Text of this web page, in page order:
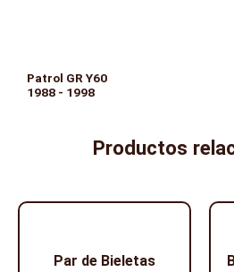
Patrol GR Y60
1988 - 1998
Productos
Par de Bieletas